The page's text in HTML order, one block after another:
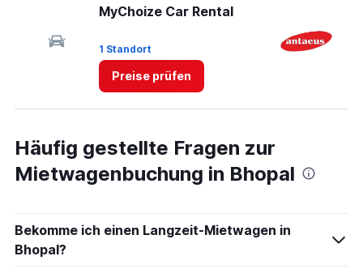
MyChoize Car Rental
1 Standort
Preise prüfen
Häufig gestellte Fragen zur
Mietwagenbuchung in Bhopal
Bekomme ich einen Langzeit-Mietwagen in
Bhopal?